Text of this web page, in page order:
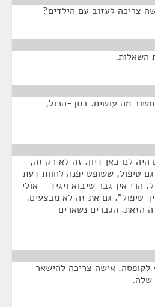
צריכה לעזוב עם הילדים?
השאלות.
מה עושים. בסך-הכול,
לנו כאן דיון. זה לא רק זה,
טיפול, ששופט יפנה לחוות דעת
הרי אין גבר שיבוא ויגיד – אולי
טיפול". גם את זה לא מבצעים.
הזאת. הגברים נשארים –
לקופסה. אישה צריכה להישאר
שלה.